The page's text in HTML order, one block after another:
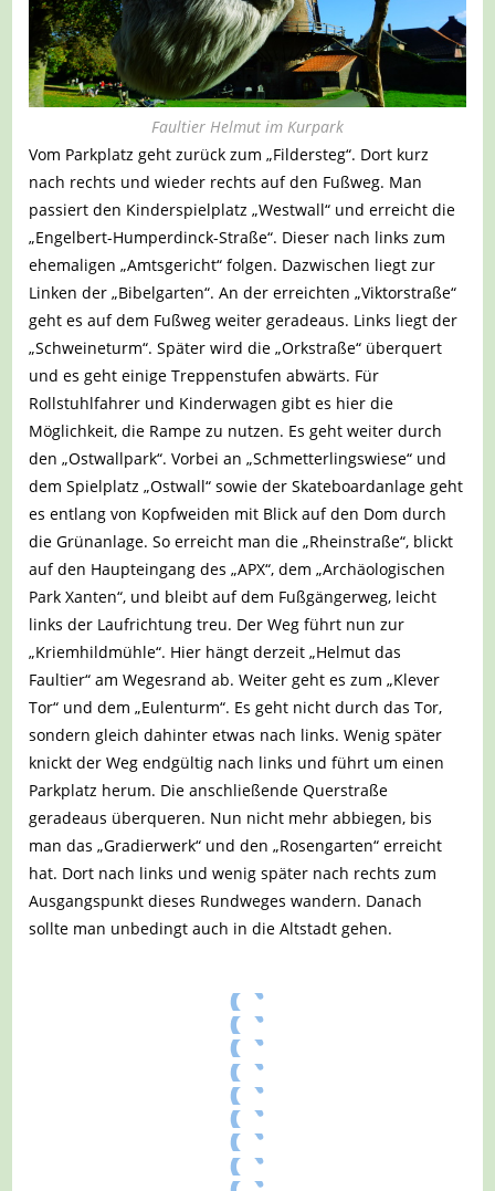
Faultier Helmut im Kurpark
Vom Parkplatz geht zurück zum „Fildersteg“. Dort kurz
nach rechts und wieder rechts auf den Fußweg. Man
passiert den Kinderspielplatz „Westwall“ und erreicht die
„Engelbert-Humperdinck-Straße“. Dieser nach links zum
ehemaligen „Amtsgericht“ folgen. Dazwischen liegt zur
Linken der „Bibelgarten“. An der erreichten „Viktorstraße“
geht es auf dem Fußweg weiter geradeaus. Links liegt der
„Schweineturm“. Später wird die „Orkstraße“ überquert
und es geht einige Treppenstufen abwärts. Für
Rollstuhlfahrer und Kinderwagen gibt es hier die
Möglichkeit, die Rampe zu nutzen. Es geht weiter durch
den „Ostwallpark“. Vorbei an „Schmetterlingswiese“ und
dem Spielplatz „Ostwall“ sowie der Skateboardanlage geht
es entlang von Kopfweiden mit Blick auf den Dom durch
die Grünanlage. So erreicht man die „Rheinstraße“, blickt
auf den Haupteingang des „APX“, dem „Archäologischen
Park Xanten“, und bleibt auf dem Fußgängerweg, leicht
links der Laufrichtung treu. Der Weg führt nun zur
„Kriemhildmühle“. Hier hängt derzeit „Helmut das
Faultier“ am Wegesrand ab. Weiter geht es zum „Klever
Tor“ und dem „Eulenturm“. Es geht nicht durch das Tor,
sondern gleich dahinter etwas nach links. Wenig später
knickt der Weg endgültig nach links und führt um einen
Parkplatz herum. Die anschließende Querstraße
geradeaus überqueren. Nun nicht mehr abbiegen, bis
man das „Gradierwerk“ und den „Rosengarten“ erreicht
hat. Dort nach links und wenig später nach rechts zum
Ausgangspunkt dieses Rundweges wandern. Danach
sollte man unbedingt auch in die Altstadt gehen.